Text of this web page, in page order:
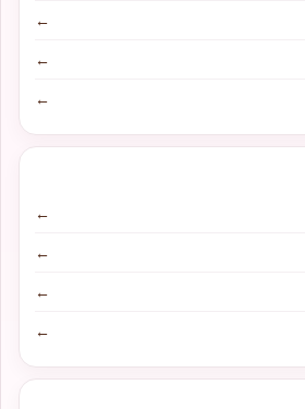
←
←
←
←
←
←
←